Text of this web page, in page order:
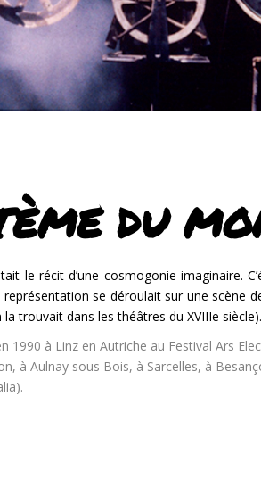
DU
le récit d’une cosmogonie imaginaire.
se déroulait sur une scène
la trouvait dans les théâtres du XVIIIe siècle).
1990 à Linz en Autriche au Festival Ars
à Aulnay sous Bois, à Sarcelles, à